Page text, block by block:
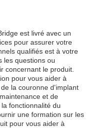
est livré avec un
pour assurer votre
qualifiés est à votre
les questions ou
concernant le produit.
pour vous aider à
la couronne d'implant
et de
fonctionnalité du
une formation sur les
pour vous aider à